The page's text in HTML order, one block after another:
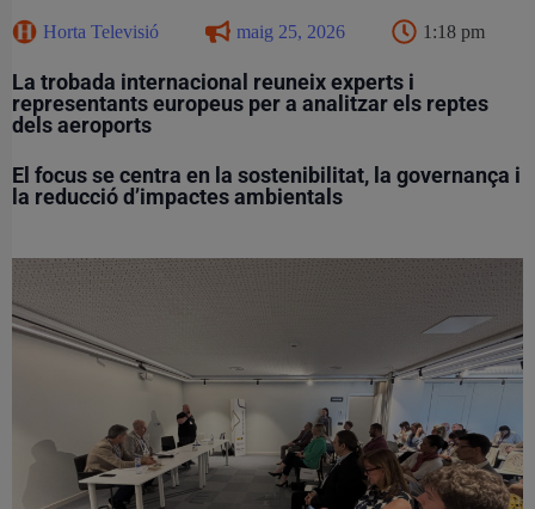
Horta Televisió maig 25, 2026 1:18 pm
La trobada internacional reuneix experts i
representants europeus per a analitzar els reptes
dels aeroports
El focus se centra en la sostenibilitat, la governança i
la reducció d’impactes ambientals